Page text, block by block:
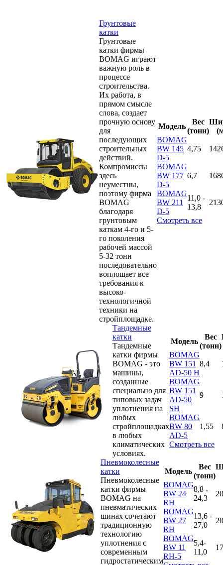
Грунтовые
катки
Грунтовые
катки фирмы
BOMAG играют
важную роль в
процессе
строительства.
Их работа, в
прямом смысле
слова, создает
прочную основу
для
последующих
строительных
действий.
Компромиссы
здесь
неуместны,
поэтому фирма
BOMAG
благодаря
грунтовым
каткам 4-го и 5-
го поколения
рабочей массой
5-32 тонн
последовательно
воплощает все
требования к
высоко-
технологичной
техники на
стройплощадке.
Модель
Вес
(тонн)
BOMAG
BW 145
D-5
4,75
BOMAG
BW 177
D-5
6,7
BOMAG
BW 211
D-5
11,0 -
13,8
Смотреть все
Тандемные
катки
Тандемные
катки фирмы
BOMAG - это
машины,
созданные
специально для
типовых задач
уплотнения на
любых
стройплощадках
в любых
климатических
условиях.
Модель
Вес
(тонн)
BOMAG
BW 151
AD-50 H
8,4
BOMAG
BW 151
AD-50
SH
9
BOMAG
BW 80
AD-5
1,55
Смотреть все
Пневмоколесные
катки
Пневмоколесные
катки фирмы
BOMAG на
пневматических
шинах сочетают
традиционную
технологию
уплотнения с
современным
гидростатическим
Модель
Вес
(тонн)
BOMAG
BW 24
RH
8,8 -
24,3
BOMAG
BW 27
RH
13,6 -
27,0
BOMAG
BW 11
RH-5
5,4-
11,0